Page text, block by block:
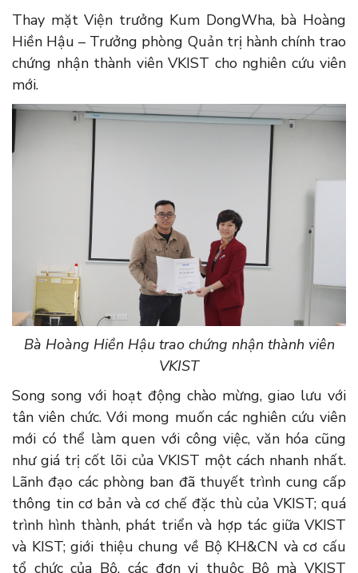
Thay mặt Viện trưởng Kum DongWha, bà Hoàng
Hiền Hậu – Trưởng phòng Quản trị hành chính trao
chứng nhận thành viên VKIST cho nghiên cứu viên
mới.
Bà Hoàng Hiền Hậu trao chứng nhận thành viên
VKIST
Song song với hoạt động chào mừng, giao lưu với
tân viên chức. Với mong muốn các nghiên cứu viên
mới có thể làm quen với công việc, văn hóa cũng
như giá trị cốt lõi của VKIST một cách nhanh nhất.
Lãnh đạo các phòng ban đã thuyết trình cung cấp
thông tin cơ bản và cơ chế đặc thù của VKIST; quá
trình hình thành, phát triển và hợp tác giữa VKIST
và KIST; giới thiệu chung về Bộ KH&CN và cơ cấu
tổ chức của Bộ, các đơn vị thuộc Bộ mà VKIST